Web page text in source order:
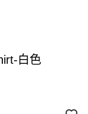
白色